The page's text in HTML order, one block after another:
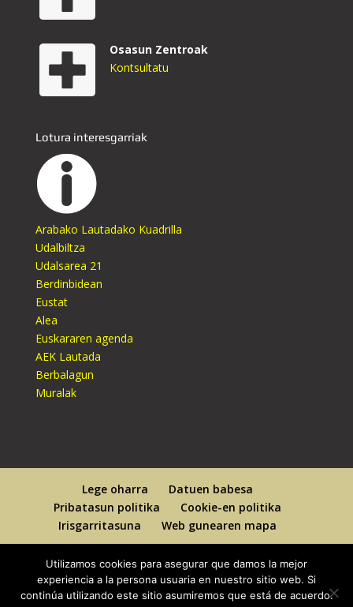
Osasun Zentroak
Kontsultatu
Lotura interesgarriak
Arabako Lautadako Kuadrilla
Udalbiltza
Udalsarea 21
Berdinbidean
Eustat
Alea
Euskararen agenda
AEK Lautada
Berbalagun
Muralak
Lege oharra
Datuen babesa
Pribatasun politika
Cookie-en politika
Irisgarritasuna
Web gunearen mapa
Designed ByElegant Themes| Powered By
Utilizamos cookies para asegurar que damos la mejor
experiencia a la persona usuaria en nuestro sitio web. Si
continúa utilizando este sitio asumiremos que está de acuerdo.